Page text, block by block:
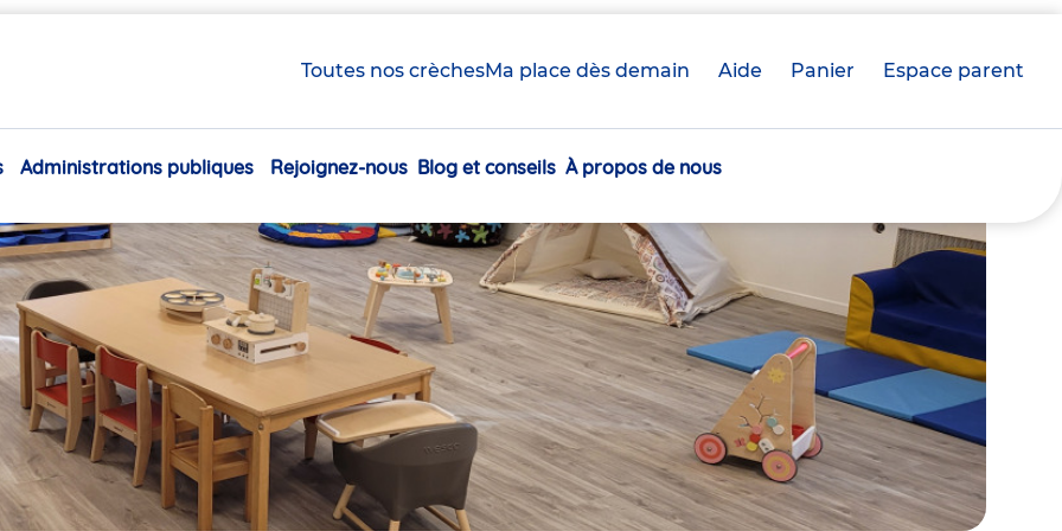
Toutes nos crèchesMa place dès demain Aide Panier crèche(s)
Espace parent
Navigation
Administrations publiques Rejoignez-nous Blog et conseils À propos de nous